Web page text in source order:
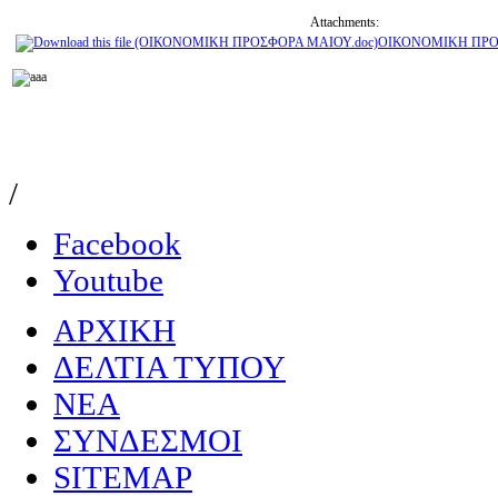
Attachments:
ΟΙΚΟΝΟΜΙΚΗ
/
Facebook
Youtube
ΑΡΧΙΚΗ
ΔΕΛΤΙΑ ΤΥΠΟΥ
NEA
ΣΥΝΔΕΣΜΟΙ
SITEMAP